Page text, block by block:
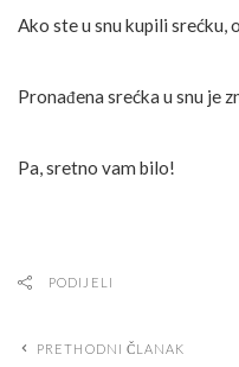
Ako ste u snu kupili srećku,
Pronađena srećka u snu je
Pa, sretno vam bilo!
PODIJELI
PRETHODNI ČLANAK